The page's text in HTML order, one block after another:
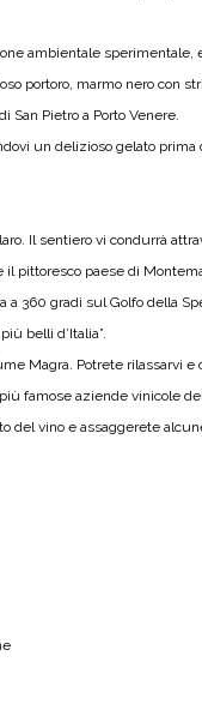
ambientale
portoro, marmo nero con
Pietro a Porto Venere.
un delizioso gelato prima
Il sentiero vi condurrà
pittoresco paese di
360 gradi sul Golfo della
belli d’Italia”.
Magra. Potrete rilassarvi
famose aziende vinicole
del vino e assaggerete